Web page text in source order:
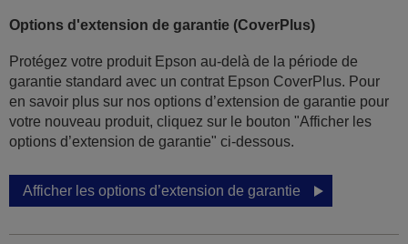
Options d'extension de garantie (CoverPlus)
Protégez votre produit Epson au-delà de la période de
garantie standard avec un contrat Epson CoverPlus. Pour
en savoir plus sur nos options d’extension de garantie pour
votre nouveau produit, cliquez sur le bouton "Afficher les
options d’extension de garantie" ci-dessous.
Afficher les options d’extension de garantie